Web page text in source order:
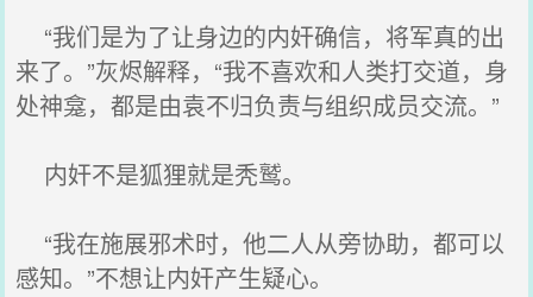
“我们是为了让身边的内奸确信，将军真的出
来了。”灰烬解释，“我不喜欢和人类打交道，身
处神龛，都是由袁不归负责与组织成员交流。”
内奸不是狐狸就是秃鹫。
“我在施展邪术时，他二人从旁协助，都可以
感知。”不想让内奸产生疑心。